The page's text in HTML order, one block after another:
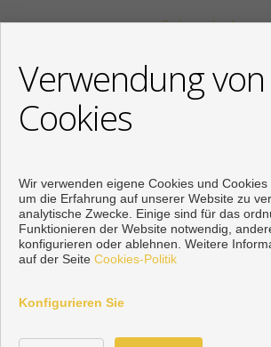
Siehe mehr
+34 622318266
Von Montag bis Freitag : 10:00 -
Verwendung von
Cookies
Wir verwenden eigene Cookies und Cookies
um die Erfahrung auf unserer Website zu
analytische Zwecke. Einige sind für das
Funktionieren der Website notwendig,
konfigurieren oder ablehnen. Weitere
auf der Seite Cookies-Politik
Konfigurieren Sie